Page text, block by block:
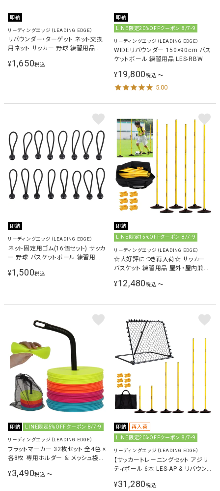
即納
リーディングエッジ（LEADING EDGE）
リバウンダー・ターゲット ネット交換
用ネット サッカー 野球 練習用品
¥1,650税込
即納
LINE限定20%OFFクーポン 8/7-9
リーディングエッジ（LEADING EDGE）
WIDEリバウンダー 150×90cm バス
ケットボール 練習用品 LES-RBW
¥19,800税込 〜
5.00
即納
リーディングエッジ（LEADING EDGE）
ネット固定用ゴム(16個セット) サッカ
ー 野球 バスケットボール 練習用品
¥1,500税込
即納
LINE限定15%OFFクーポン 8/7-9
リーディングエッジ（LEADING EDGE）
☆大好評につき再入荷☆ サッカー
バスケット 練習用品 屋外・屋内兼用
ベース付 トレーニングポール
¥12,480税込 〜
即納 LINE限定5%OFFクーポン 8/7-9
リーディングエッジ（LEADING EDGE）
フラットマーカー 32枚セット 全4色 ×
各8枚 専用ホルダー ＆ メッシュ袋付
¥3,490税込 〜
即納 再入荷
LINE限定20%OFFクーポン 8/7-9
リーディングエッジ（LEADING EDGE）
【サッカートレーニングセット アジリ
ティポール 6本 LES-AP & リバウン
ト
¥31,280税込